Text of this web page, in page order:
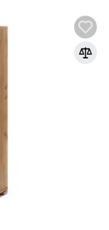
vašem domově!